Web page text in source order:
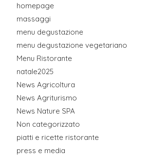
homepage
massaggi
menu degustazione
menu degustazione vegetariano
Menu Ristorante
natale2025
News Agricoltura
News Agriturismo
News Nature SPA
Non categorizzato
piatti e ricette ristorante
press e media